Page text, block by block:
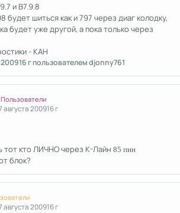
и В7.9.8
шиться как и 797 через диаг колодку,
будет уже другой, а пока только через
- КАН
200916 гпользователем djonny761
Пользователи
августа 200916 г
тот кто ЛИЧНО через К-Лайн 85 пин
блок?
августа 200916 г